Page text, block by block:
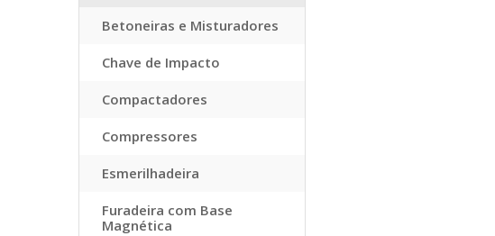
Betoneiras e Misturadores
Chave de Impacto
Compactadores
Compressores
Esmerilhadeira
Furadeira com Base
Magnética